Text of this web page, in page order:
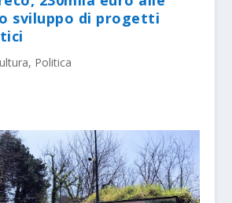
sviluppo di progetti
, Politica